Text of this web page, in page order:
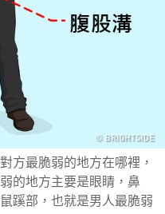
方最脆弱的地方在哪裡，
的地方主要是眼睛，鼻
蹊部，也就是男人最脆弱